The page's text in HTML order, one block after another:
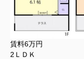
賃料6万円
2ＬＤＫ